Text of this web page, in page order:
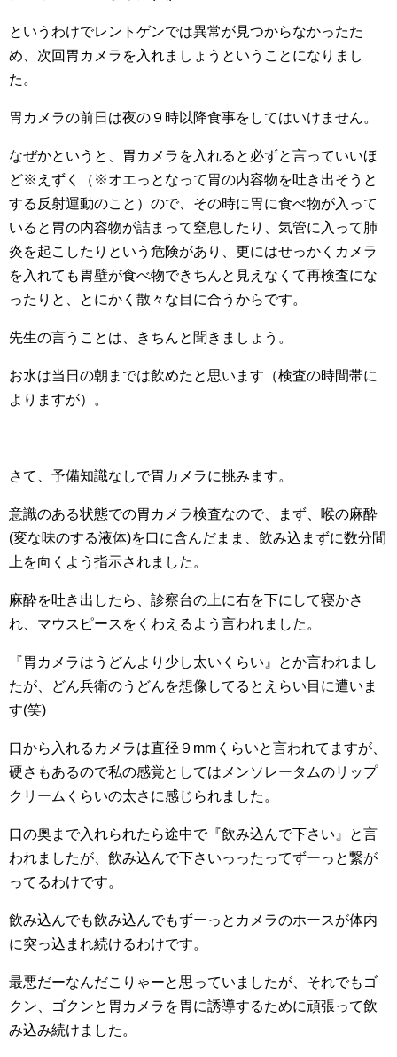
というわけでレントゲンでは異常が見つからなかったた
め、次回胃カメラを入れましょうということになりまし
た。
胃カメラの前日は夜の９時以降食事をしてはいけません。
なぜかというと、胃カメラを入れると必ずと言っていいほ
ど※えずく（※オエっとなって胃の内容物を吐き出そうと
する反射運動のこと）ので、その時に胃に食べ物が入って
いると胃の内容物が詰まって窒息したり、気管に入って肺
炎を起こしたりという危険があり、更にはせっかくカメラ
を入れても胃壁が食べ物できちんと見えなくて再検査にな
ったりと、とにかく散々な目に合うからです。
先生の言うことは、きちんと聞きましょう。
お水は当日の朝までは飲めたと思います（検査の時間帯に
よりますが）。
さて、予備知識なしで胃カメラに挑みます。
意識のある状態での胃カメラ検査なので、まず、喉の麻酔
(変な味のする液体)を口に含んだまま、飲み込まずに数分間
上を向くよう指示されました。
麻酔を吐き出したら、診察台の上に右を下にして寝かさ
れ、マウスピースをくわえるよう言われました。
『胃カメラはうどんより少し太いくらい』とか言われまし
たが、どん兵衛のうどんを想像してるとえらい目に遭いま
す(笑)
口から入れるカメラは直径９mmくらいと言われてますが、
硬さもあるので私の感覚としてはメンソレータムのリップ
クリームくらいの太さに感じられました。
口の奥まで入れられたら途中で『飲み込んで下さい』と言
われましたが、飲み込んで下さいっったってずーっと繋が
ってるわけです。
飲み込んでも飲み込んでもずーっとカメラのホースが体内
に突っ込まれ続けるわけです。
最悪だーなんだこりゃーと思っていましたが、それでもゴ
クン、ゴクンと胃カメラを胃に誘導するために頑張って飲
み込み続けました。